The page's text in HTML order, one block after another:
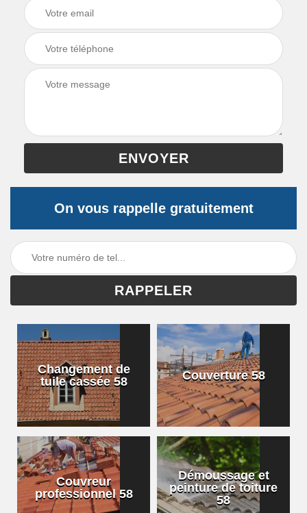
On vous rappelle gratuitement
Changement de
tuile cassée 58
Couverture 58
Couvreur
professionnel 58
Démoussage et
peinture de toiture
58